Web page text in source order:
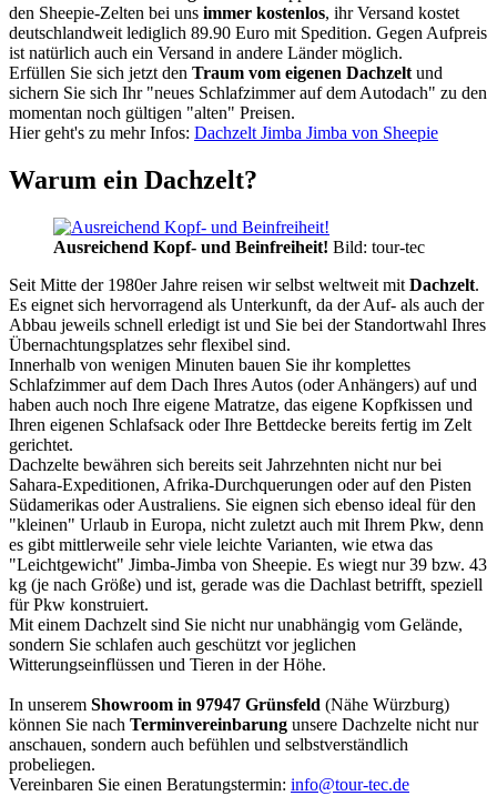
den Sheepie-Zelten bei uns immer kostenlos, ihr Versand kostet
deutschlandweit lediglich 89.90 Euro mit Spedition. Gegen Aufpreis
ist natürlich auch ein Versand in andere Länder möglich.
Erfüllen Sie sich jetzt den Traum vom eigenen Dachzelt und
sichern Sie sich Ihr "neues Schlafzimmer auf dem Autodach" zu den
momentan noch gültigen "alten" Preisen.
Hier geht's zu mehr Infos: Dachzelt Jimba Jimba von Sheepie
Warum ein Dachzelt?
Ausreichend Kopf- und Beinfreiheit! Bild: tour-tec
Seit Mitte der 1980er Jahre reisen wir selbst weltweit mit Dachzelt.
Es eignet sich hervorragend als Unterkunft, da der Auf- als auch der
Abbau jeweils schnell erledigt ist und Sie bei der Standortwahl Ihres
Übernachtungsplatzes sehr flexibel sind.
Innerhalb von wenigen Minuten bauen Sie ihr komplettes
Schlafzimmer auf dem Dach Ihres Autos (oder Anhängers) auf und
haben auch noch Ihre eigene Matratze, das eigene Kopfkissen und
Ihren eigenen Schlafsack oder Ihre Bettdecke bereits fertig im Zelt
gerichtet.
Dachzelte bewähren sich bereits seit Jahrzehnten nicht nur bei
Sahara-Expeditionen, Afrika-Durchquerungen oder auf den Pisten
Südamerikas oder Australiens. Sie eignen sich ebenso ideal für den
"kleinen" Urlaub in Europa, nicht zuletzt auch mit Ihrem Pkw, denn
es gibt mittlerweile sehr viele leichte Varianten, wie etwa das
"Leichtgewicht" Jimba-Jimba von Sheepie. Es wiegt nur 39 bzw. 43
kg (je nach Größe) und ist, gerade was die Dachlast betrifft, speziell
für Pkw konstruiert.
Mit einem Dachzelt sind Sie nicht nur unabhängig vom Gelände,
sondern Sie schlafen auch geschützt vor jeglichen
Witterungseinflüssen und Tieren in der Höhe.
In unserem Showroom in 97947 Grünsfeld (Nähe Würzburg)
können Sie nach Terminvereinbarung unsere Dachzelte nicht nur
anschauen, sondern auch befühlen und selbstverständlich
probeliegen.
Vereinbaren Sie einen Beratungstermin: info@tour-tec.de